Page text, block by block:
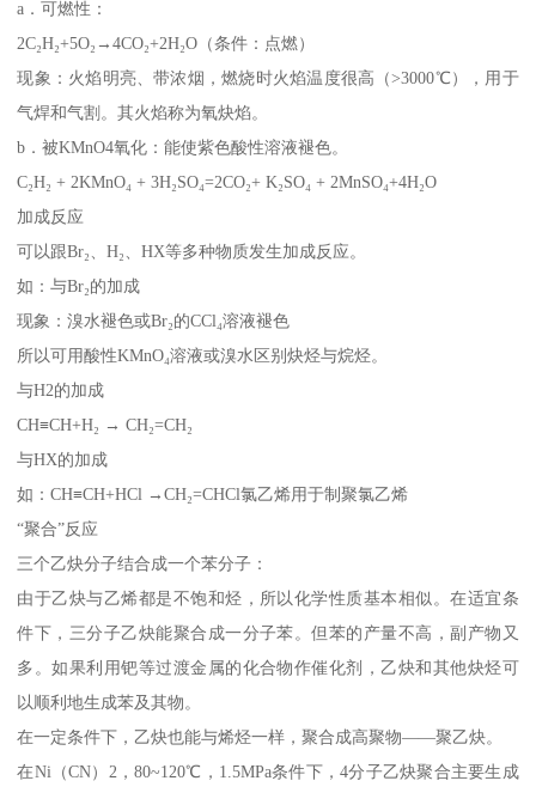
a．可燃性：
2C₂H₂+5O₂→4CO₂+2H₂O（条件：点燃）
现象：火焰明亮、带浓烟，燃烧时火焰温度很高（>3000℃），用于
气焊和气割。其火焰称为氧炔焰。
b．被KMnO4氧化：能使紫色酸性溶液褪色。
C₂H₂ + 2KMnO₄ + 3H₂SO₄=2CO₂+ K₂SO₄ + 2MnSO₄+4H₂O
加成反应
可以跟Br₂、H₂、HX等多种物质发生加成反应。
如：与Br₂的加成
现象：溴水褪色或Br₂的CCl₄溶液褪色
所以可用酸性KMnO₄溶液或溴水区别炔烃与烷烃。
与H2的加成
CH≡CH+H₂ → CH₂=CH₂
与HX的加成
如：CH≡CH+HCl →CH₂=CHCl氯乙烯用于制聚氯乙烯
“聚合”反应
三个乙炔分子结合成一个苯分子：
由于乙炔与乙烯都是不饱和烃，所以化学性质基本相似。在适宜条
件下，三分子乙炔能聚合成一分子苯。但苯的产量不高，副产物又
多。如果利用钯等过渡金属的化合物作催化剂，乙炔和其他炔烃可
以顺利地生成苯及其物。
在一定条件下，乙炔也能与烯烃一样，聚合成高聚物——聚乙炔。
在Ni（CN）2，80~120℃，1.5MPa条件下，4分子乙炔聚合主要生成